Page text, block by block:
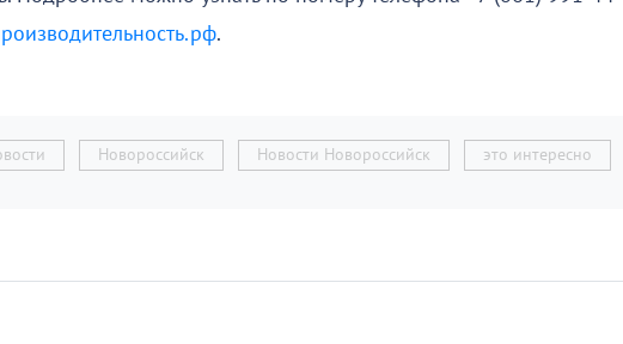
.
Новороссийск Новости Новороссийск это интересно